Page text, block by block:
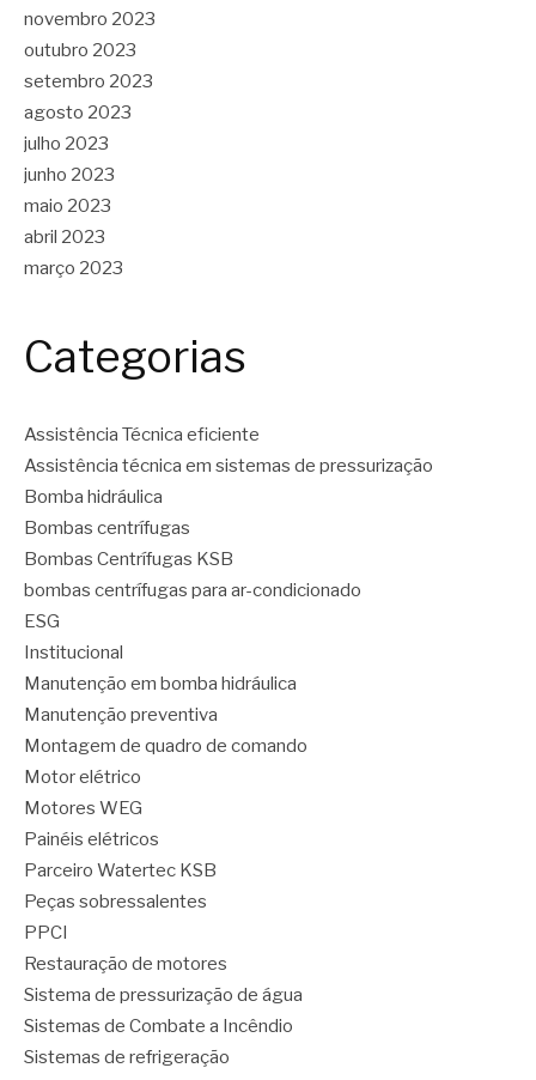
novembro 2023
outubro 2023
setembro 2023
agosto 2023
julho 2023
junho 2023
maio 2023
abril 2023
março 2023
Categorias
Assistência Técnica eficiente
Assistência técnica em sistemas de pressurização
Bomba hidráulica
Bombas centrífugas
Bombas Centrífugas KSB
bombas centrífugas para ar-condicionado
ESG
Institucional
Manutenção em bomba hidráulica
Manutenção preventiva
Montagem de quadro de comando
Motor elétrico
Motores WEG
Painéis elétricos
Parceiro Watertec KSB
Peças sobressalentes
PPCI
Restauração de motores
Sistema de pressurização de água
Sistemas de Combate a Incêndio
Sistemas de refrigeração